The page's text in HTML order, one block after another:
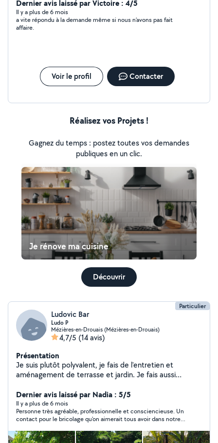
Dernier avis laissé par Victoire : 4/5
Il y a plus de 6 mois
a vite répondu à la demande même si nous n’avons pas fait
affaire.
Voir le profil Contacter
Réalisez vos Projets !
Gagnez du temps : postez toutes vos demandes
publiques en un clic.
Je rénove ma cuisine
Découvrir
Particulier
Ludovic Bar
Ludo P
Mézières-en-Drouais (Mézières-en-Drouais)
4,7/5 (14 avis)
Présentation
Je suis plutôt polyvalent, je fais de l'entretien et
aménagement de terrasse et jardin. Je fais aussi
maximum aux souhaits de chacun tout en prodigant les
conseils nécessaires. Je fais aussi de la cuisine (3 ans
d'études en tant que traiteur) je suis capable de gérer
des repas à domicile comme des réceptions telles que
mariage et autre. Je me tiens à votre disposition.
Dernier avis laissé par Nadia : 5/5
Il y a plus de 6 mois
Personne très agréable, professionnelle et consciencieuse. Un
contact pour le bricolage qu'on aimerait tous avoir dans notre